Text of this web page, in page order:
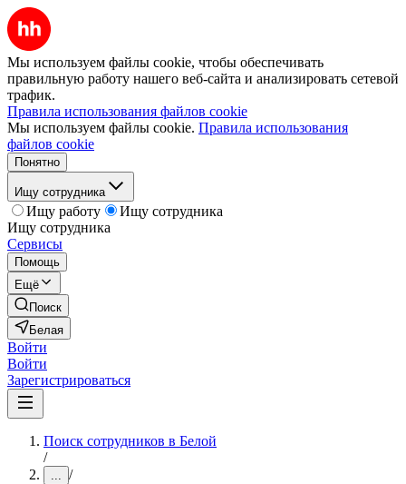
Мы используем файлы cookie, чтобы обеспечивать
правильную работу нашего веб-сайта и анализировать сетевой
трафик.
Правила использования файлов cookie
Мы используем файлы cookie. Правила использования
файлов cookie
Понятно
Ищу сотрудника
Ищу работу
Ищу сотрудника
Ищу сотрудника
Сервисы
Помощь
Ещё
Поиск
Белая
Войти
Войти
Зарегистрироваться
Поиск сотрудников в Белой
/
... /